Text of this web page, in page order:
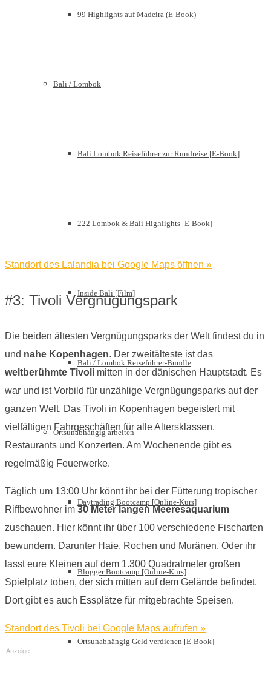
99 Highlights auf Madeira (E-Book)
Bali / Lombok
Bali Lombok Reiseführer zur Rundreise [E-Book]
222 Lombok & Bali Highlights [E-Book]
Inside Bali [Film]
Bali / Lombok Reiseführer-Bundle
Ortsunabhängig arbeiten
Daytrading Bootcamp [Online-Kurs]
Blogger Bootcamp [Online-Kurs]
Ortsunabhängig Geld verdienen [E-Book]
Standort des Lalandia bei Google Maps öffnen »
#3: Tivoli Vergnügungspark
Die beiden ältesten Vergnügungsparks der Welt findest du in
und nahe Kopenhagen. Der zweitälteste ist das
weltberühmte Tivoli mitten in der dänischen Hauptstadt. Es
war und ist Vorbild für unzählige Vergnügungsparks auf der
ganzen Welt. Das Tivoli in Kopenhagen begeistert mit
vielfältigen Fahrgeschäften für alle Altersklassen,
Restaurants und Konzerten. Am Wochenende gibt es
regelmäßig Feuerwerke.
Täglich um 13:00 Uhr könnt ihr bei der Fütterung tropischer
Riffbewohner im 30 Meter langen Meeresaquarium
zuschauen. Hier könnt ihr über 100 verschiedene Fischarten
bewundern. Darunter Haie, Rochen und Muränen. Oder ihr
lasst eure Kleinen auf dem 1.300 Quadratmeter großen
Spielplatz toben, der sich mitten auf dem Gelände befindet.
Dort gibt es auch Essplätze für mitgebrachte Speisen.
Standort des Tivoli bei Google Maps aufrufen »
Anzeige